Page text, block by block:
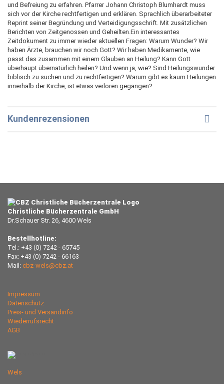
und Befreiung zu erfahren. Pfarrer Johann Christoph Blumhardt muss
sich vor der Kirche rechtfertigen und erklären. Sprachlich überarbeiteter
Reprint seiner Begründung und Verteidigungsschrift. Mit zusätzlichen
Berichten von Zeitgenossen und Geheilten.Ein interessantes
Zeitdokument zu immer wieder aktuellen Fragen: Warum Wunder? Wir
haben Ärzte, brauchen wir noch Gott? Wir haben Medikamente, wie
passt das zusammen mit einem Glauben an Heilung? Kann Gott
überhaupt übernatürlich heilen? Und wenn ja, wie? Sind Heilungswunder
biblisch zu suchen und zu rechtfertigen? Warum gibt es kaum Heilungen
innerhalb der Kirche, ist etwas verloren gegangen?
Kundenrezensionen
Christliche Bücherzentrale GmbH
Dr.Schauer Str. 26, 4600 Wels
Bestellhotline:
Tel.: +43 (0) 7242 - 65745
Fax: +43 (0) 7242 - 66163
Mail: cbz-wels@cbz.at
Impressum
Datenschutz
Preis- und Versandinfo
Wiederrufsrecht
AGB
Wels